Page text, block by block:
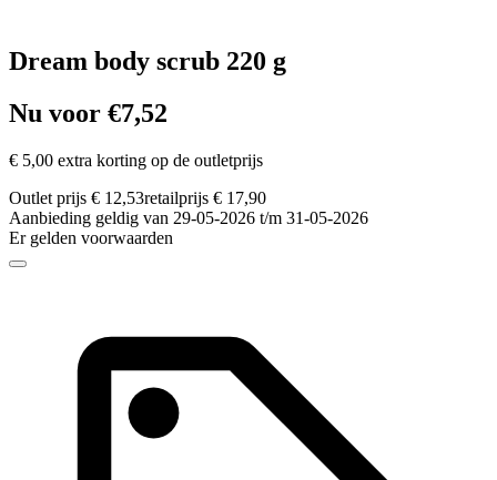
Dream body scrub 220 g
Nu voor €7,52
€ 5,00 extra korting op de outletprijs
Outlet prijs € 12,53retailprijs € 17,90
Aanbieding geldig van 29-05-2026 t/m 31-05-2026
Er gelden voorwaarden